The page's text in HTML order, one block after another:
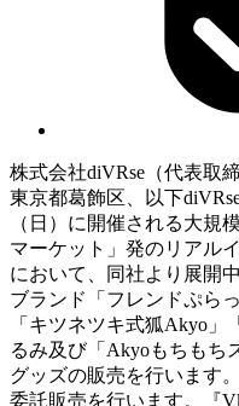
株式会社diVRse（代表取
東京都葛飾区、以下
（日）に開催される大規
マーケット」発のリアルイ
において、同社より展開
ブランド「フレンドぷら
「キツネツキ式狐Akyo
るみ及び「Akyoもちもち
グッズの販売を行います
委託販売を行います。『